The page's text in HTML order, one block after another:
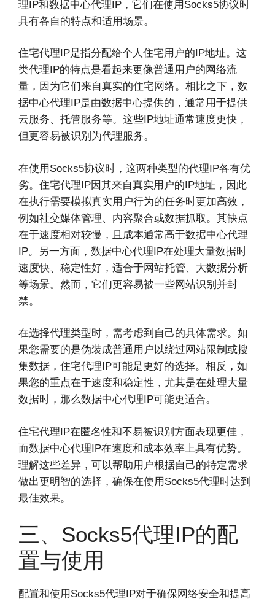
理IP和数据中心代理IP，它们在使用Socks5协议时
具有各自的特点和适用场景。
住宅代理IP是指分配给个人住宅用户的IP地址。这
类代理IP的特点是看起来更像普通用户的网络流
量，因为它们来自真实的住宅网络。相比之下，数
据中心代理IP是由数据中心提供的，通常用于提供
云服务、托管服务等。这些IP地址通常速度更快，
但更容易被识别为代理服务。
在使用Socks5协议时，这两种类型的代理IP各有优
劣。住宅代理IP因其来自真实用户的IP地址，因此
在执行需要模拟真实用户行为的任务时更加高效，
例如社交媒体管理、内容聚合或数据抓取。其缺点
在于速度相对较慢，且成本通常高于数据中心代理
IP。另一方面，数据中心代理IP在处理大量数据时
速度快、稳定性好，适合于网站托管、大数据分析
等场景。然而，它们更容易被一些网站识别并封
禁。
在选择代理类型时，需考虑到自己的具体需求。如
果您需要的是伪装成普通用户以绕过网站限制或搜
集数据，住宅代理IP可能是更好的选择。相反，如
果您的重点在于速度和稳定性，尤其是在处理大量
数据时，那么数据中心代理IP可能更适合。
住宅代理IP在匿名性和不易被识别方面表现更佳，
而数据中心代理IP在速度和成本效率上具有优势。
理解这些差异，可以帮助用户根据自己的特定需求
做出更明智的选择，确保在使用Socks5代理时达到
最佳效果。
三、Socks5代理IP的配
置与使用
配置和使用Socks5代理IP对于确保网络安全和提高